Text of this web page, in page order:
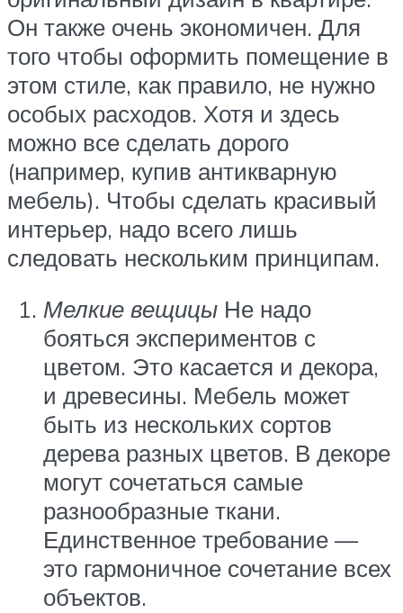
Он также очень экономичен. Для
того чтобы оформить помещение в
этом стиле, как правило, не нужно
особых расходов. Хотя и здесь
можно все сделать дорого
(например, купив антикварную
мебель). Чтобы сделать красивый
интерьер, надо всего лишь
следовать нескольким принципам.
Мелкие вещицы Не надо
бояться экспериментов с
цветом. Это касается и декора,
и древесины. Мебель может
быть из нескольких сортов
дерева разных цветов. В декоре
могут сочетаться самые
разнообразные ткани.
Единственное требование —
это гармоничное сочетание всех
объектов.